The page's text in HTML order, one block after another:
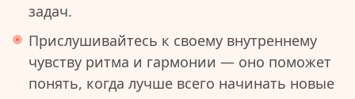
задач.
Прислушивайтесь к своему внутреннему
чувству ритма и гармонии — оно поможет
понять, когда лучше всего начинать новые